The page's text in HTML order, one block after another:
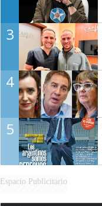
3
4
5
Espacio Publicitario